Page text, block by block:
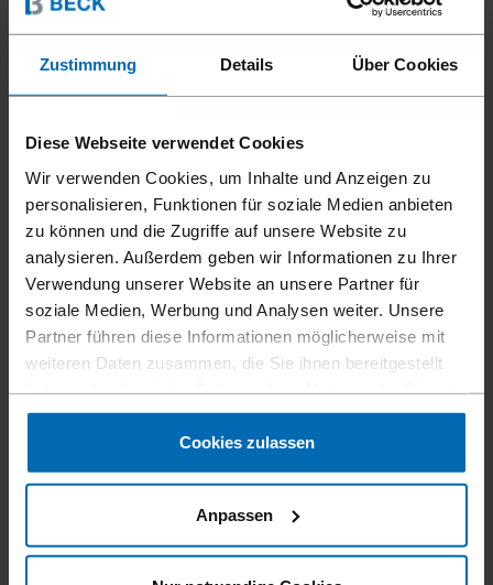
Zustimmung Details Über Cookies
Diese Webseite verwendet Cookies
Wir verwenden Cookies, um Inhalte und Anzeigen zu
personalisieren, Funktionen für soziale Medien anbieten
zu können und die Zugriffe auf unsere Website zu
analysieren. Außerdem geben wir Informationen zu Ihrer
Verwendung unserer Website an unsere Partner für
soziale Medien, Werbung und Analysen weiter. Unsere
Partner führen diese Informationen möglicherweise mit
weiteren Daten zusammen, die Sie ihnen bereitgestellt
gesammelt haben.
Cookies zulassen
Anpassen
Geräte///Klammer­geräte///Standard­klammer­geräte///
Schwer­draht­klammer­geräte
F47C SQ-65
Der Gummi-Komfortgriff sorgt für eine rutschfeste
Handhabung und reduziert Vibrationen und Ermüdung.
Begrenzter Rückstoß durch ausgewogene
Gewichtsverteilung. Multidirektionaler Auspuff kann leicht
von Hand gedreht werden.
Befestigertyp